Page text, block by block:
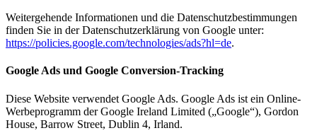
Weitergehende Informationen und die Datenschutzbestimmungen
finden Sie in der Datenschutzerklärung von Google unter:
https://policies.google.com/technologies/ads?hl=de.
Google Ads und Google Conversion-Tracking
Diese Website verwendet Google Ads. Google Ads ist ein Online-
Werbeprogramm der Google Ireland Limited („Google“), Gordon
House, Barrow Street, Dublin 4, Irland.